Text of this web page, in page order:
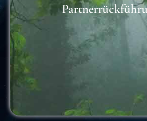
RITUALE
Astramea.ch